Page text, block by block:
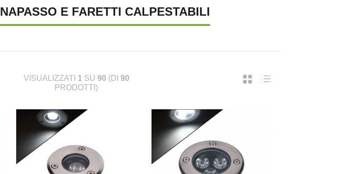
E FARETTI CALPESTABILI
VISUALIZZATI 1 SU 90 (DI 90
PRODOTTI)